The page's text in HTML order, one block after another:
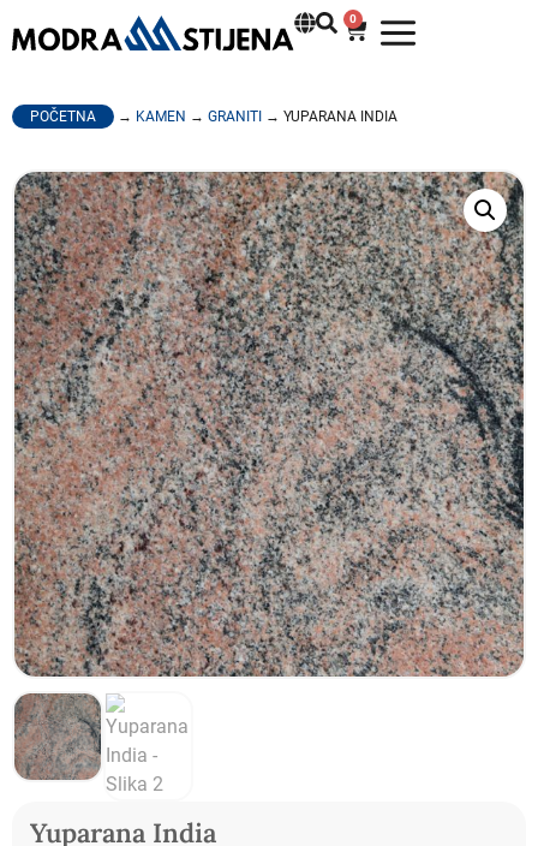
0
POČETNA → KAMEN → GRANITI → YUPARANA INDIA
Yuparana India